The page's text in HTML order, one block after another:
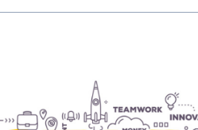
Questo atto rappresenta il via
72 mesi e comprenderà 17
del progetto NAHV è stato ideato
lo sviluppo di “sandbox